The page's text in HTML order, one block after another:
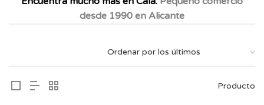
desde 1990 en Alicante
Producto